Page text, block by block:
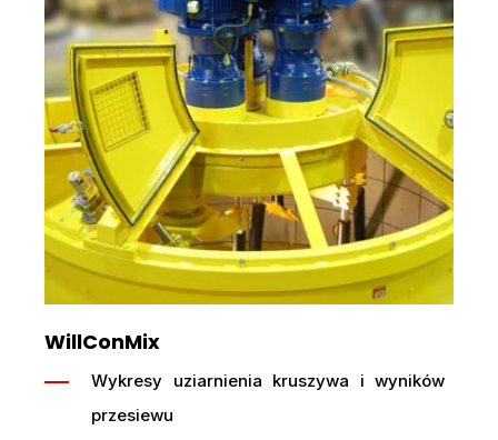
WillConMix
Wykresy uziarnienia kruszywa i wyników
przesiewu